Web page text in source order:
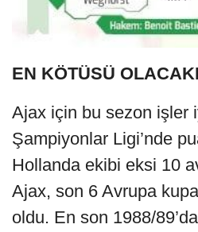
EN KÖTÜSÜ
Ajax için bu sezon işler
Şampiyonlar Ligi’nde
Hollanda ekibi eksi 10
Ajax, son 6 Avrupa
oldu. En son 1988/